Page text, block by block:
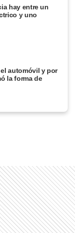
hay entre un
y uno
automóvil y por
la forma de